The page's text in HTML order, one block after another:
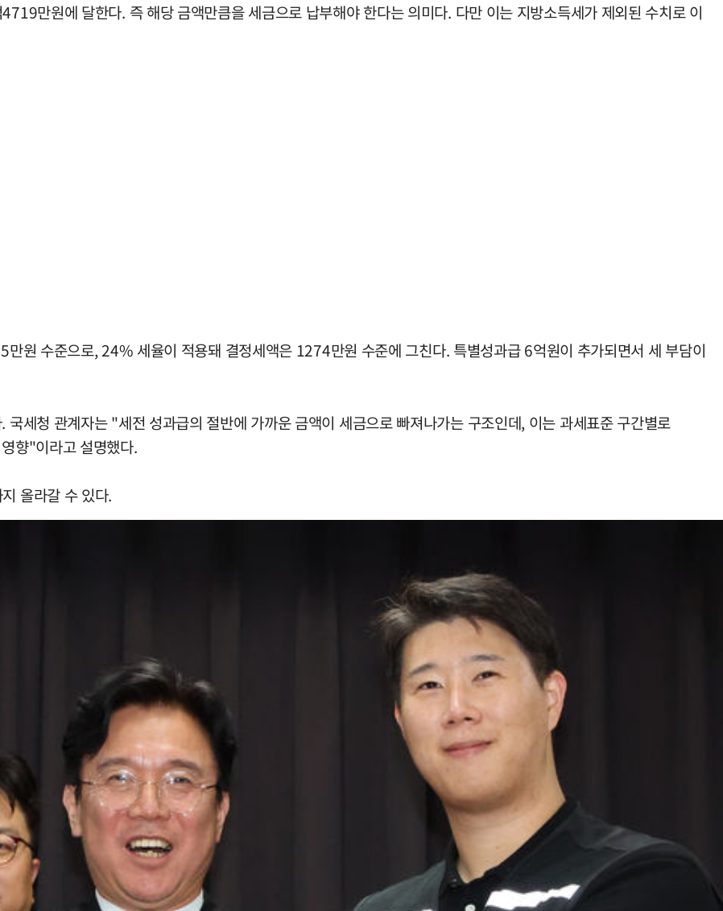
만원에 달한다. 즉 해당 금액만큼을 세금으로 납부해야 한다는 의미다. 다만 이는 지방소득세가 제외된 수치로 이
원 수준으로, 24% 세율이 적용돼 결정세액은 1274만원 수준에 그친다. 특별성과급 6억원이 추가되면서 세 부담이
세청 관계자는 "세전 성과급의 절반에 가까운 금액이 세금으로 빠져나가는 구조인데, 이는 과세표준 구간별로
향"이라고 설명했다.
올라갈 수 있다.